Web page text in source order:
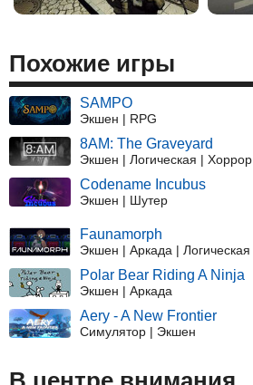
Похожие игры
SAMPO
Экшен | RPG
8AM: The Graveyard
Экшен | Логическая | Хоррор
Codename Incubus
Экшен | Шутер
Faunamorph
Экшен | Аркада | Логическая
Polar Bear Riding A Ninja
Экшен | Аркада
Aery - A New Frontier
Симулятор | Экшен